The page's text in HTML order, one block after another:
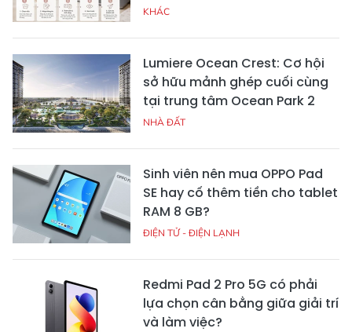
KHÁC
Lumiere Ocean Crest: Cơ hội
sở hữu mảnh ghép cuối cùng
tại trung tâm Ocean Park 2
NHÀ ĐẤT
Sinh viên nên mua OPPO Pad
SE hay cố thêm tiền cho tablet
RAM 8 GB?
ĐIỆN TỬ - ĐIỆN LẠNH
Redmi Pad 2 Pro 5G có phải
lựa chọn cân bằng giữa giải trí
và làm việc?